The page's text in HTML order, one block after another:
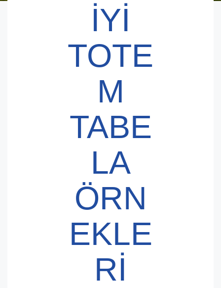
İYI
TOTE
M
TABE
LA
ÖRN
EKLE
RI